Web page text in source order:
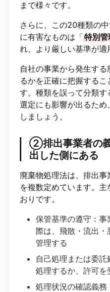
まで様々です。
さらに、この20種類の
に有害なものは「特別
れ、より厳しい基準が適
自社の事業から発生す
るかを正確に把握する
す。種類を誤って分類
選定にも影響が出るた
しましょう。
②排出事業者の
出した側にある
廃棄物処理法は、排出
を複数定めています。
おりです。
保管基準の遵守：事
際は、飛散・流出
管理する
自己処理または委
処理するか、許可を
処理状況の確認義